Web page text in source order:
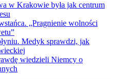
w Krakowie była jak centrum
„Pragnienie wolności
Medyk sprawdzi, jak
wiedzieli Niemcy o